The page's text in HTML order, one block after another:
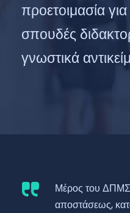
προετοιμασία
σπουδές
γνωστικά
Μέρος του ΔΠΜΣ
αποστάσεως, κατά